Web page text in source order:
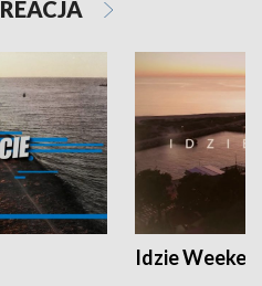
Idzie